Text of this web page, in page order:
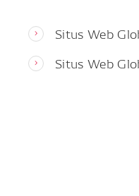
Situs Web
Situs Web